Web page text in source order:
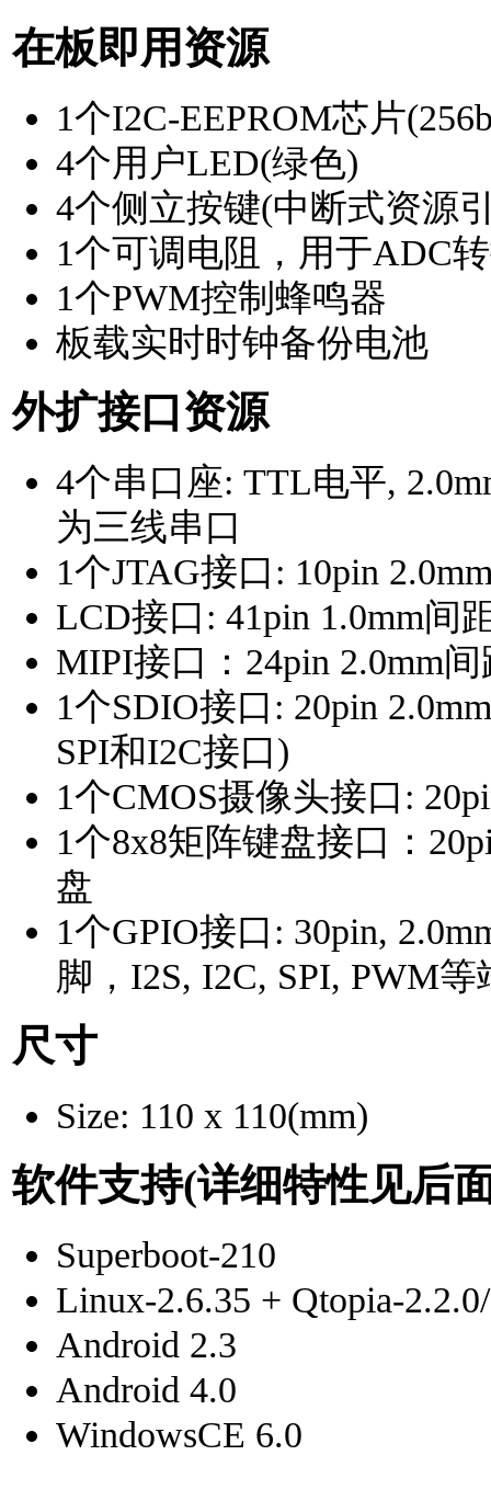
在板即用资源
1个I2C-EEPROM芯片
4个用户LED(绿色)
4个侧立按键(中断式资源
1个可调电阻，用于ADC
1个PWM控制蜂鸣器
板载实时时钟备份电池
外扩接口资源
4个串口座: TTL电平,
为三线串口
1个JTAG接口: 10pin
LCD接口: 41pin 1.0mm间
MIPI接口：24pin 2.0mm
1个SDIO接口: 20pin
SPI和I2C接口)
1个CMOS摄像头接口:
1个8x8矩阵键盘接口：
盘
1个GPIO接口: 30pin,
脚，I2S, I2C, SPI, PWM
尺寸
Size: 110 x 110(mm)
软件支持(详细特性见后
Superboot-210
Linux-2.6.35 + Qtopia-
Android 2.3
Android 4.0
WindowsCE 6.0